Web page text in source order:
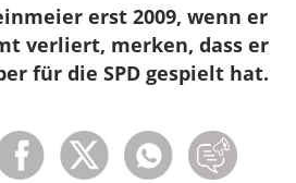
erst 2009, wenn er
verliert, merken, dass er
für die SPD gespielt hat.